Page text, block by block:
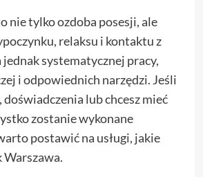
nie tylko ozdoba posesji, ale
relaksu i kontaktu z
systematycznej pracy,
i odpowiednich narzędzi. Jeśli
doświadczenia lub chcesz mieć
zostanie wykonane
postawić na usługi, jakie